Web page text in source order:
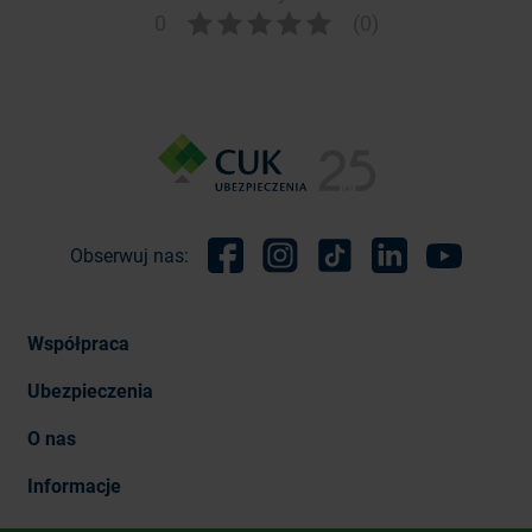
Obserwuj nas:
Współpraca
Ubezpieczenia
O nas
Informacje